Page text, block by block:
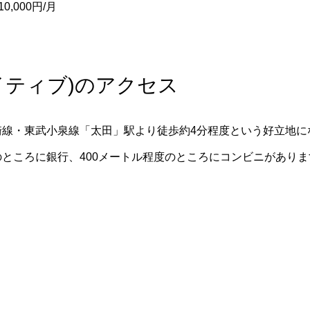
円/月
ィブ)のアクセス
・東武小泉線「太田」駅より徒歩約4分程度という好立地に
ころに銀行、400メートル程度のところにコンビニがありま